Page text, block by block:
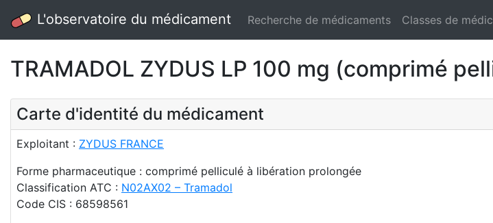
L'observatoire du médicament Recherche de médicaments Classes de
TRAMADOL ZYDUS LP 100 mg (comprimé
Carte d'identité du médicament
Exploitant : ZYDUS FRANCE
Forme pharmaceutique : comprimé pelliculé à libération prolongée
Classification ATC : N02AX02 – Tramadol
Code CIS : 68598561